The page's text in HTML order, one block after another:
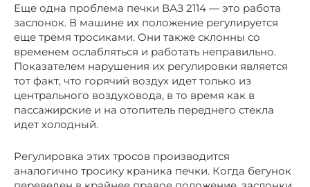
Еще одна проблема печки ВАЗ 2114 — это работа
заслонок. В машине их положение регулируется
еще тремя тросиками. Они также склонны со
временем ослабляться и работать неправильно.
Показателем нарушения их регулировки является
тот факт, что горячий воздух идет только из
центрального воздуховода, в то время как в
пассажирские и на отопитель переднего стекла
идет холодный.
Регулировка этих тросов производится
аналогично тросику краника печки. Когда бегунок